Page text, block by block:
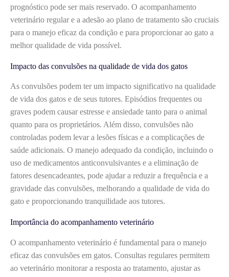
prognóstico pode ser mais reservado. O acompanhamento
veterinário regular e a adesão ao plano de tratamento são cruciais
para o manejo eficaz da condição e para proporcionar ao gato a
melhor qualidade de vida possível.
Impacto das convulsões na qualidade de vida dos gatos
As convulsões podem ter um impacto significativo na qualidade
de vida dos gatos e de seus tutores. Episódios frequentes ou
graves podem causar estresse e ansiedade tanto para o animal
quanto para os proprietários. Além disso, convulsões não
controladas podem levar a lesões físicas e a complicações de
saúde adicionais. O manejo adequado da condição, incluindo o
uso de medicamentos anticonvulsivantes e a eliminação de
fatores desencadeantes, pode ajudar a reduzir a frequência e a
gravidade das convulsões, melhorando a qualidade de vida do
gato e proporcionando tranquilidade aos tutores.
Importância do acompanhamento veterinário
O acompanhamento veterinário é fundamental para o manejo
eficaz das convulsões em gatos. Consultas regulares permitem
ao veterinário monitorar a resposta ao tratamento, ajustar as